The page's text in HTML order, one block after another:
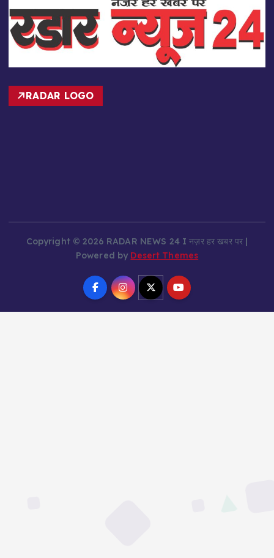
RADAR LOGO
Copyright © 2026 RADAR NEWS 24 I नज़र हर खबर पर |
Powered by Desert Themes